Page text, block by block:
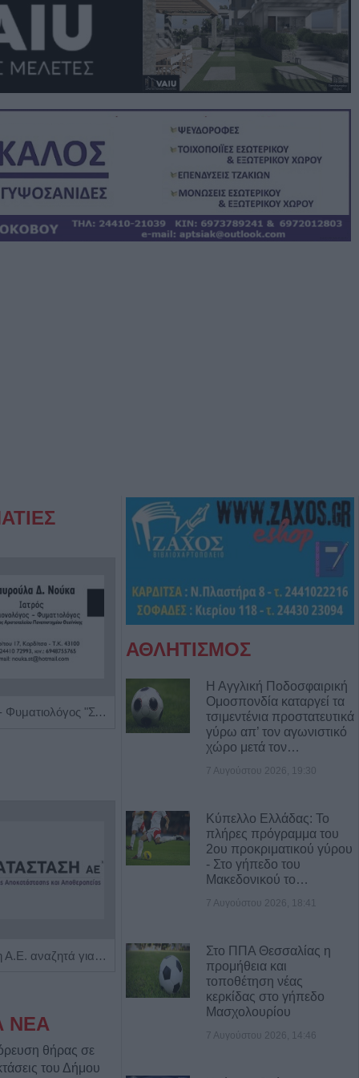
Πνευμονολόγος - Φυματιολόγος "Σταυρούλα Δ. Νούκα" Ειδική Παθολόγος 'Εξάρχου - Παπασπυροπούλου Ευαγγελία'
Η Αποκατάσταση Α.Ε. αναζητά για εργασία Νοσηλευτές και Βοηθούς Νοσηλευτές Πωλείται μονοκατοικία τριών επιπέδων στο καταπράσινο Πευκόφυτο Καρδίτσας
ΝΕΑ
θήρας σε
του Δήμου
ΑΘΛΗΤΙΣΜΟΣ
Η Αγγλική Ποδοσφαιρική
Ομοσπονδία καταργεί τα
τσιμεντένια προστατευτικά
γύρω απ’ τον αγωνιστικό
χώρο μετά τον…
7 Αυγούστου 2026, 19:30
Κύπελλο Ελλάδας: Το
πλήρες πρόγραμμα του
2ου προκριματικού γύρου
- Στο γήπεδο του
Μακεδονικού το…
7 Αυγούστου 2026, 18:41
Στο ΠΠΑ Θεσσαλίας η
προμήθεια και
τοποθέτηση νέας
κερκίδας στο γήπεδο
Μασχολουρίου
7 Αυγούστου 2026, 14:46